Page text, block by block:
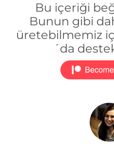
Bu içeriği
Bunun gibi
üretebilmemiz
´da